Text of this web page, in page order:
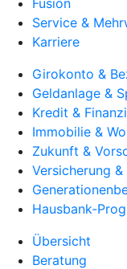
Fusion
Service &
Karriere
Girokonto &
Geldanlage &
Kredit &
Immobilie &
Zukunft &
Versicherung
Hausbank-
Übersicht
Beratung